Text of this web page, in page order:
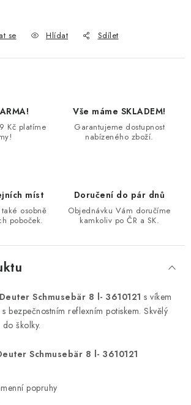
se Hlídat Sdílet
Kč platíme
Vše máme SKLADEM!
Garantujeme dostupnost
nabízeného zboží.
míst
osobně
poboček.
Doručení do pár dnů
Objednávku Vám doručíme
kamkoliv po ČR a SK.
Schmusebär 8 l- 3610121 s víkem
bezpečnostním reflexním potiskem. Skvělý
školky.
Schmusebär 8 l- 3610121
popruhy